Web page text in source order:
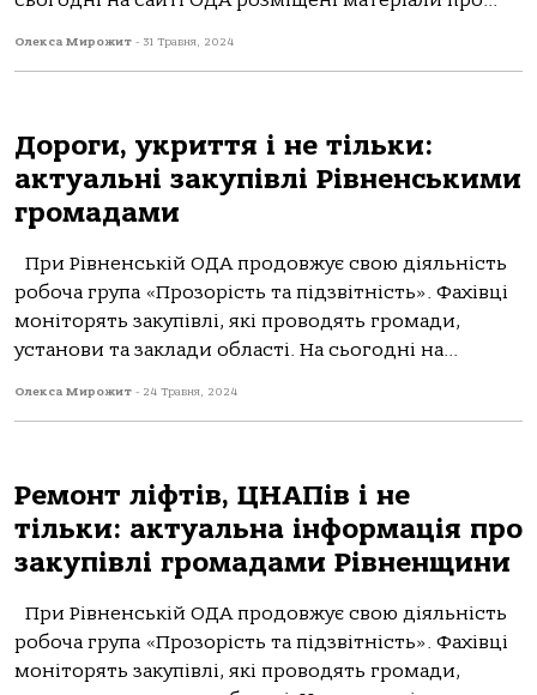
Олекса Мирожит - 31 Травня, 2024
Дороги, укриття і не тільки:
актуальні закупівлі Рівненськими
громадами
При Рівненській ОДА продовжує свою діяльність
робоча група «Прозорість та підзвітність». Фахівці
моніторять закупівлі, які проводять громади,
установи та заклади області. На сьогодні на...
Олекса Мирожит - 24 Травня, 2024
Ремонт ліфтів, ЦНАПів і не
тільки: актуальна інформація про
закупівлі громадами Рівненщини
При Рівненській ОДА продовжує свою діяльність
робоча група «Прозорість та підзвітність». Фахівці
моніторять закупівлі, які проводять громади,